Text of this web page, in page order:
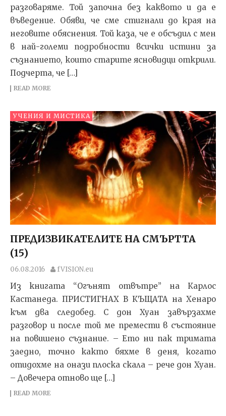
разговаряме. Той започна без каквото и да е
въведение. Обяви, че сме стигнали до края на
негови­те обяснения. Той каза, че е обсъдил с мен
в най-големи подробности всички истини за
съзнанието, които стари­те ясновидци открили.
Подчерта, че […]
READ MORE
УЧЕНИЯ И МИСТИКА
ПРЕДИЗВИКАТЕЛИТЕ НА СМЪРТТА
(15)
06.08.2016 fVISION.eu
Из книгата “Огънят отвътре” на Карлос
Кастанеда. ПРИСТИГНАХ В КЪЩАТА на Хенаро
към два следо­бед. С дон Хуан завързахме
разговор и после той ме премести в състояние
на повишено съзнание. – Ето ни пак тримата
заедно, точно както бяхме в деня, когато
отидохме на онази плоска скала – рече дон Хуан.
– Довечера отново ще […]
READ MORE